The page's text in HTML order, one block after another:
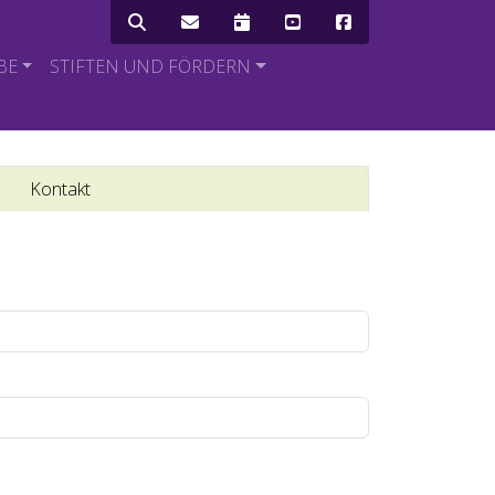
Icon Menü
STIFTEN UND FÖRDERN
Kontakt